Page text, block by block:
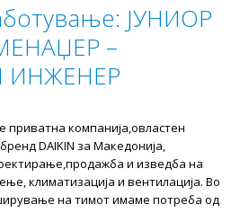
ЈУНИОР
–
приватна компанија,овластен
DAIKIN за Македонија,
и изведба на
климатизација и вентилација. Во
на тимот имаме потреба од